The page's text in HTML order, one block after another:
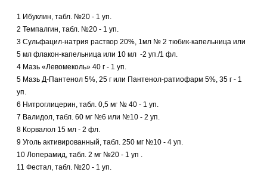
1 Ибуклин, табл. №20 - 1 уп.
2 Темпалгин, табл. №20 - 1 уп.
3 Сульфацил-натрия раствор 20%, 1мл № 2 тюбик-капельница или
5 мл флакон-капельница или 10 мл -2 уп./1 фл.
4 Мазь «Левомеколь» 40 г - 1 уп.
5 Мазь Д-Пантенол 5%, 25 г или Пантенол-ратиофарм 5%, 35 г - 1
уп.
6 Нитроглицерин, табл. 0,5 мг № 40 - 1 уп.
7 Валидол, табл. 60 мг №6 или №10 - 2 уп.
8 Корвалол 15 мл - 2 фл.
9 Уголь активированный, табл. 250 мг №10 - 4 уп.
10 Лоперамид, табл. 2 мг №20 - 1 уп .
11 Фестал, табл. №20 - 1 уп.